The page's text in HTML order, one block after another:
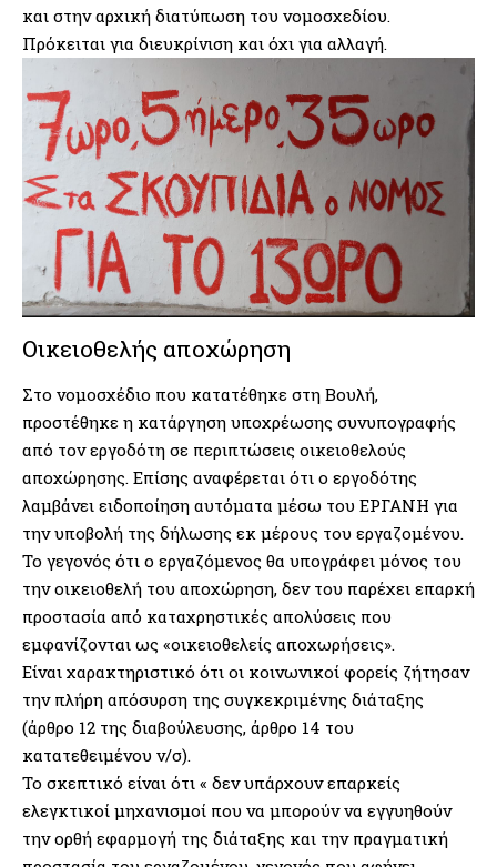
και στην αρχική διατύπωση του νομοσχεδίου.
Πρόκειται για διευκρίνιση και όχι για αλλαγή.
Οικειοθελής αποχώρηση
Στο νομοσχέδιο που κατατέθηκε στη Βουλή,
προστέθηκε η κατάργηση υποχρέωσης συνυπογραφής
από τον εργοδότη σε περιπτώσεις οικειοθελούς
αποχώρησης. Επίσης αναφέρεται ότι ο εργοδότης
λαμβάνει ειδοποίηση αυτόματα μέσω του ΕΡΓΑΝΗ για
την υποβολή της δήλωσης εκ μέρους του εργαζομένου.
Το γεγονός ότι ο εργαζόμενος θα υπογράφει μόνος του
την οικειοθελή του αποχώρηση, δεν του παρέχει επαρκή
προστασία από καταχρηστικές απολύσεις που
εμφανίζονται ως «οικειοθελείς αποχωρήσεις».
Είναι χαρακτηριστικό ότι οι κοινωνικοί φορείς ζήτησαν
την πλήρη απόσυρση της συγκεκριμένης διάταξης
(άρθρο 12 της διαβούλευσης, άρθρο 14 του
κατατεθειμένου ν/σ).
Το σκεπτικό είναι ότι « δεν υπάρχουν επαρκείς
ελεγκτικοί μηχανισμοί που να μπορούν να εγγυηθούν
την ορθή εφαρμογή της διάταξης και την πραγματική